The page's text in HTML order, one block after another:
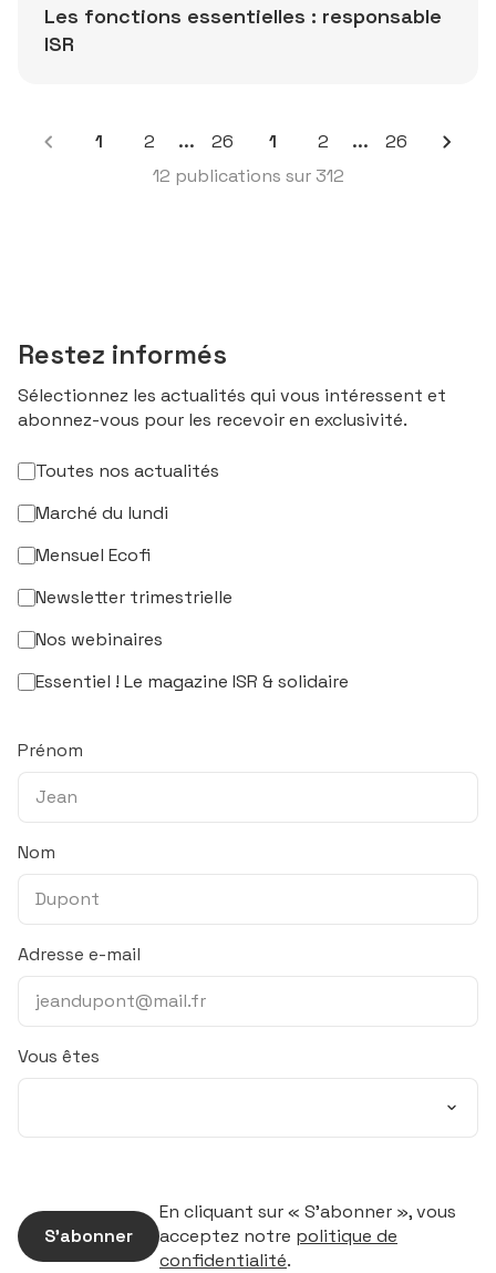
Les fonctions essentielles : responsable
ISR
12 publications sur 312
1 2 ... 26 1 2 ... 26
Restez informés
Sélectionnez les actualités qui vous intéressent et
abonnez-vous pour les recevoir en exclusivité.
Toutes nos actualités
Marché du lundi
Mensuel Ecofi
Newsletter trimestrielle
Nos webinaires
Essentiel ! Le magazine ISR & solidaire
Prénom
Nom
Adresse e-mail
Vous êtes
S’abonner
En cliquant sur « S’abonner », vous
acceptez notre politique de
confidentialité.